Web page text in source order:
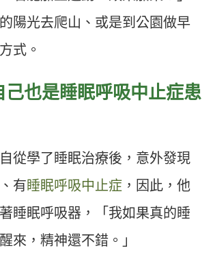
陽光去爬山、或是到公園做早
式。
己也是睡眠呼吸中止症患
從學了睡眠治療後，意外發現
有睡眠呼吸中止症 ，因此，他
睡眠呼吸器，「我如果真的睡
來，精神還不錯。」